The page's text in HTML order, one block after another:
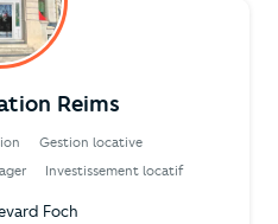
Reims
Gestion locative
Investissement locatif
Foch